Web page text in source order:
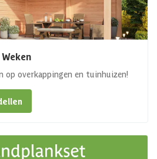
op overkappingen en tuinhuizen!